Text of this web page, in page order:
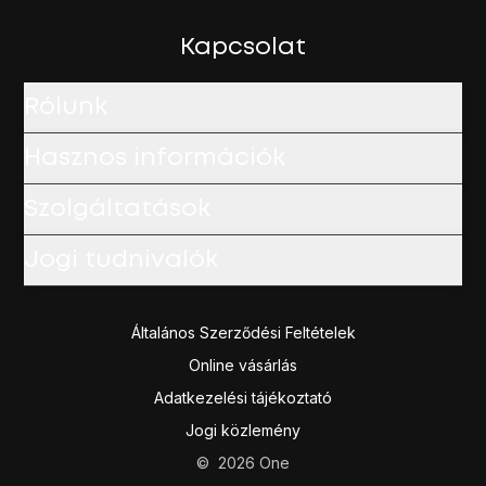
Kapcsolat
Általános Szerződési Feltételek
Online vásárlás
Adatkezelési tájékoztató
Jogi közlemény
© 2026 One